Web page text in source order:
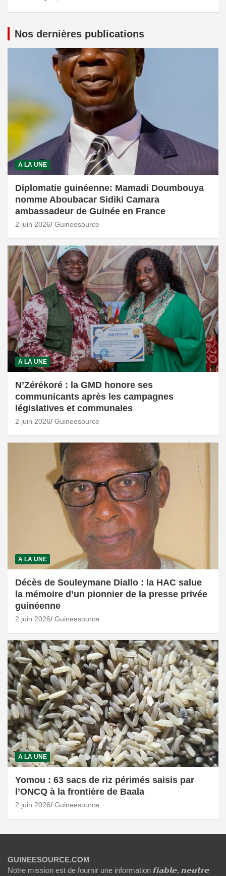
Nos dernières publications
A LA UNE
Diplomatie guinéenne: Mamadi Doumbouya
nomme Aboubacar Sidiki Camara
ambassadeur de Guinée en France
2 juin 2026 Guineesource
A LA UNE
N’Zérékoré : la GMD honore ses
communicants après les campagnes
législatives et communales
2 juin 2026 Guineesource
A LA UNE
Décès de Souleymane Diallo : la HAC salue
la mémoire d’un pionnier de la presse privée
guinéenne
2 juin 2026 Guineesource
A LA UNE
Yomou : 63 sacs de riz périmés saisis par
l’ONCQ à la frontière de Baala
2 juin 2026 Guineesource
GUINEESOURCE.COM
Notre mission est de fournir une information 𝙛𝙞𝙖𝙗𝙡𝙚, 𝙣𝙚𝙪𝙩𝙧𝙚